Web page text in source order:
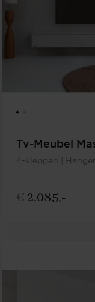
Tv-Meubel
4-kleppen |
€ 2.085,-